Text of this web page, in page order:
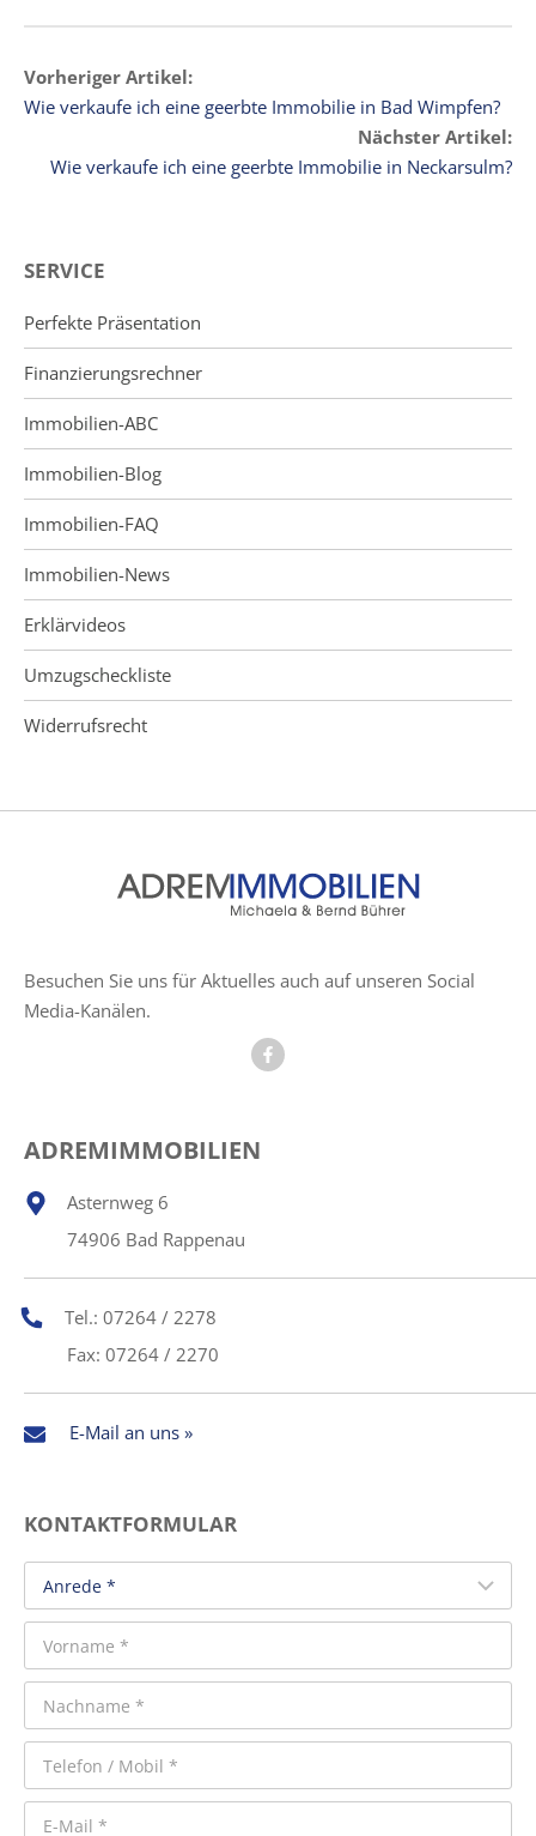
Vorheriger Artikel:
Wie verkaufe ich eine geerbte Immobilie in Bad Wimpfen?
Nächster Artikel:
Wie verkaufe ich eine geerbte Immobilie in Neckarsulm?
SERVICE
Perfekte Präsentation
Finanzierungsrechner
Immobilien-ABC
Immobilien-Blog
Immobilien-FAQ
Immobilien-News
Erklärvideos
Umzugscheckliste
Widerrufsrecht
Besuchen Sie uns für Aktuelles auch auf unseren Social
Media-Kanälen.
ADREMIMMOBILIEN
Asternweg 6
74906 Bad Rappenau
Tel.: 07264 / 2278
Fax: 07264 / 2270
E-Mail an uns »
KONTAKTFORMULAR